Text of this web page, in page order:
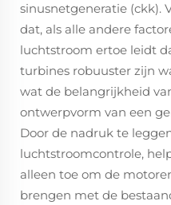
sinusnetgeneratie (ckk).
dat, als alle andere
luchtstroom ertoe leidt
turbines robuuster zijn
wat de belangrijkheid
ontwerpvorm van een
Door de nadruk te
luchtstroomcontrole,
alleen toe om de
brengen met de